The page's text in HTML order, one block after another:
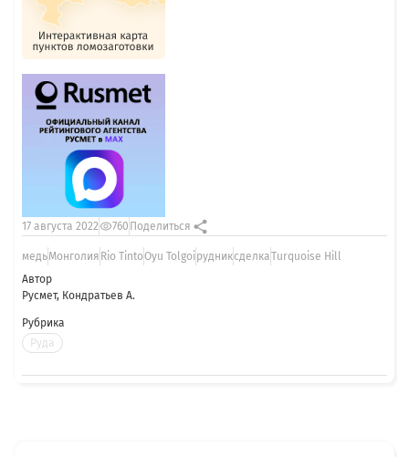
Автор
Русмет, Кондратьев А.
Рубрика
Руда
17 августа 2022 760 Поделиться
медьМонголия Rio TintoOyu Tolgoi рудниксделкаTurquoise Hill